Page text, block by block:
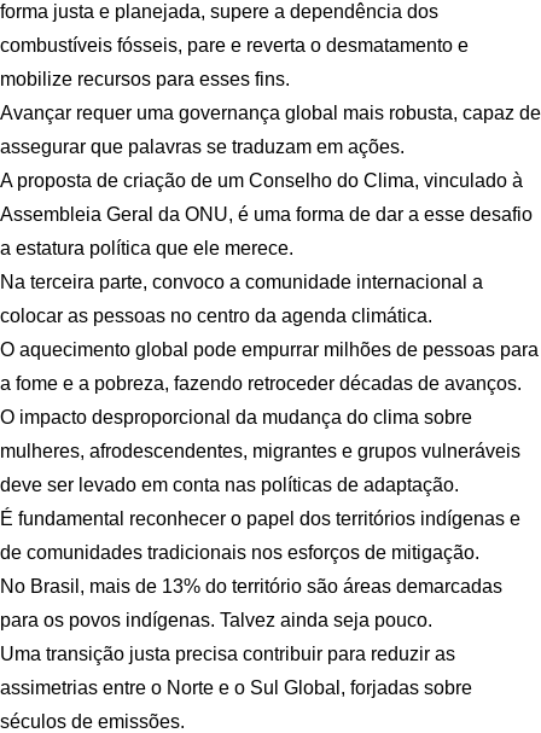
forma justa e planejada, supere a dependência dos
combustíveis fósseis, pare e reverta o desmatamento e
mobilize recursos para esses fins.
Avançar requer uma governança global mais robusta, capaz de
assegurar que palavras se traduzam em ações.
A proposta de criação de um Conselho do Clima, vinculado à
Assembleia Geral da ONU, é uma forma de dar a esse desafio
a estatura política que ele merece.
Na terceira parte, convoco a comunidade internacional a
colocar as pessoas no centro da agenda climática.
O aquecimento global pode empurrar milhões de pessoas para
a fome e a pobreza, fazendo retroceder décadas de avanços.
O impacto desproporcional da mudança do clima sobre
mulheres, afrodescendentes, migrantes e grupos vulneráveis
deve ser levado em conta nas políticas de adaptação.
É fundamental reconhecer o papel dos territórios indígenas e
de comunidades tradicionais nos esforços de mitigação.
No Brasil, mais de 13% do território são áreas demarcadas
para os povos indígenas. Talvez ainda seja pouco.
Uma transição justa precisa contribuir para reduzir as
assimetrias entre o Norte e o Sul Global, forjadas sobre
séculos de emissões.